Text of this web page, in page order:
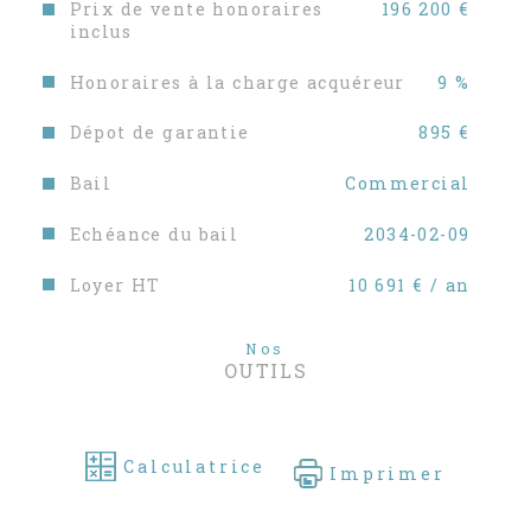
Prix de vente honoraires
inclus
196 200 €
Honoraires à la charge acquéreur 9 %
Dépot de garantie 895 €
Bail Commercial
Echéance du bail 2034-02-09
Loyer HT 10 691 € / an
Nos
OUTILS
Calculatrice Imprimer